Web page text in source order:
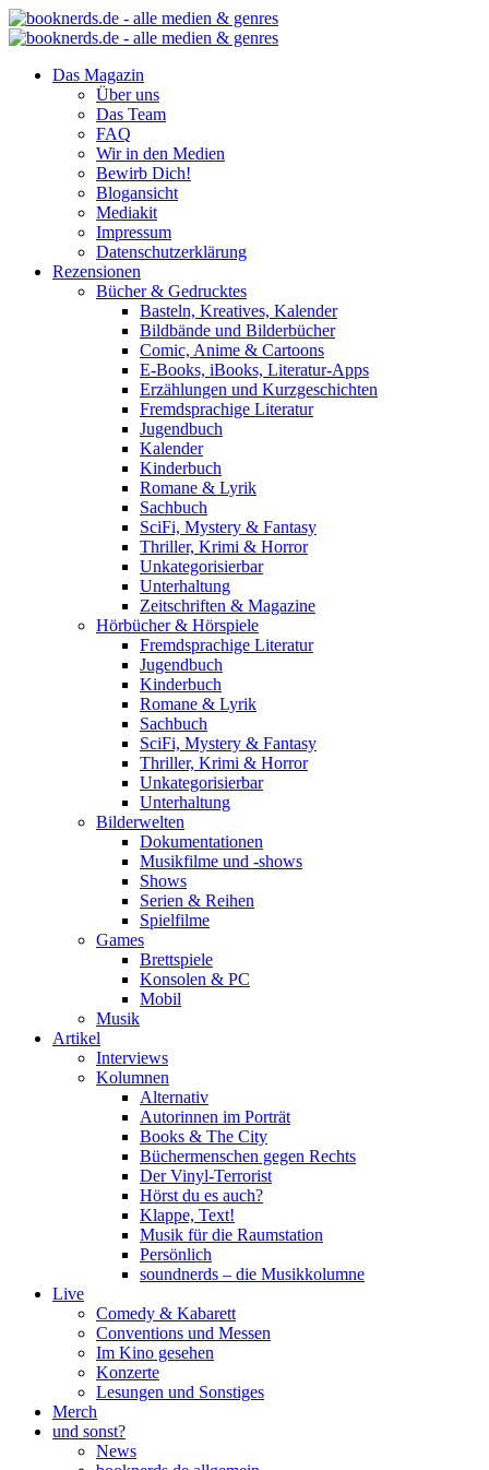
Das Magazin
Über uns
Das Team
FAQ
Wir in den Medien
Bewirb Dich!
Blogansicht
Mediakit
Impressum
Datenschutzerklärung
Rezensionen
Bücher & Gedrucktes
Basteln, Kreatives, Kalender
Bildbände und Bilderbücher
Comic, Anime & Cartoons
E-Books, iBooks, Literatur-Apps
Erzählungen und Kurzgeschichten
Fremdsprachige Literatur
Jugendbuch
Kalender
Kinderbuch
Romane & Lyrik
Sachbuch
SciFi, Mystery & Fantasy
Thriller, Krimi & Horror
Unkategorisierbar
Unterhaltung
Zeitschriften & Magazine
Hörbücher & Hörspiele
Fremdsprachige Literatur
Jugendbuch
Kinderbuch
Romane & Lyrik
Sachbuch
SciFi, Mystery & Fantasy
Thriller, Krimi & Horror
Unkategorisierbar
Unterhaltung
Bilderwelten
Dokumentationen
Musikfilme und -shows
Shows
Serien & Reihen
Spielfilme
Games
Brettspiele
Konsolen & PC
Mobil
Musik
Artikel
Interviews
Kolumnen
Alternativ
Autorinnen im Porträt
Books & The City
Büchermenschen gegen Rechts
Der Vinyl-Terrorist
Hörst du es auch?
Klappe, Text!
Musik für die Raumstation
Persönlich
soundnerds – die Musikkolumne
Live
Comedy & Kabarett
Conventions und Messen
Im Kino gesehen
Konzerte
Lesungen und Sonstiges
Merch
und sonst?
News